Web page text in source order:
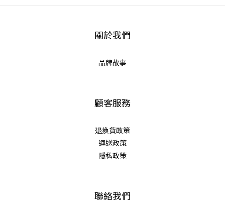
關於我們
品牌故事
顧客服務
退換貨政策
運送政策
隱私政策
聯絡我們